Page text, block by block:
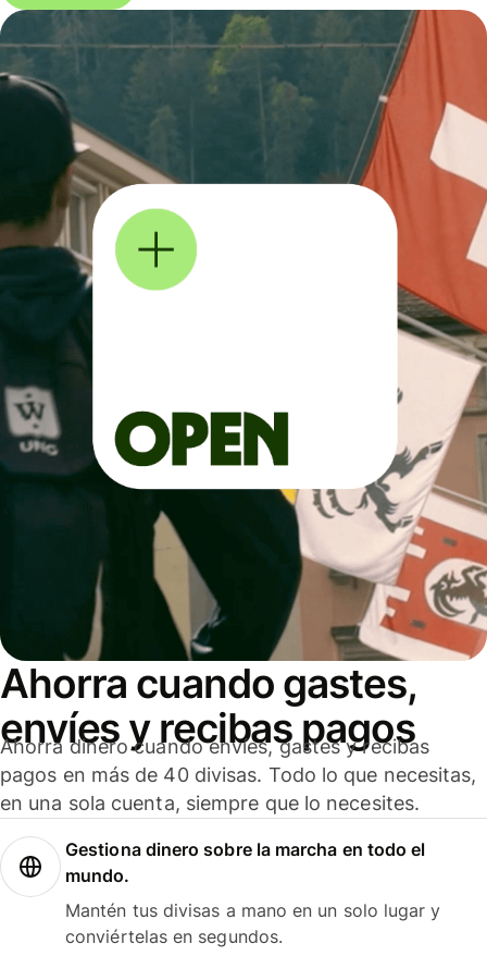
Ahorra cuando gastes,
envíes y recibas pagos
Ahorra dinero cuando envíes, gastes y recibas
pagos en más de 40 divisas. Todo lo que necesitas,
en una sola cuenta, siempre que lo necesites.
Gestiona dinero sobre la marcha en todo el
mundo.
Mantén tus divisas a mano en un solo lugar y
conviértelas en segundos.